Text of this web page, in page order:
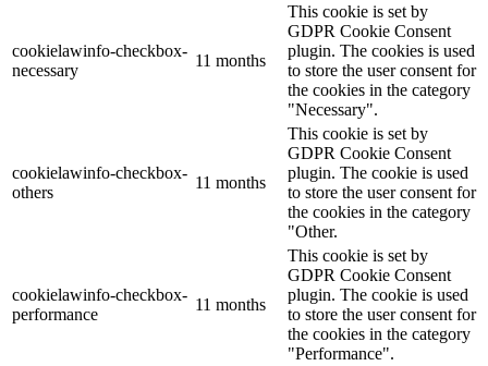
cookielawinfo-checkbox-
necessary
11 months
This cookie is set by
GDPR Cookie Consent
plugin. The cookies is used
to store the user consent for
the cookies in the category
"Necessary".
cookielawinfo-checkbox-
others
11 months
This cookie is set by
GDPR Cookie Consent
plugin. The cookie is used
to store the user consent for
the cookies in the category
"Other.
cookielawinfo-checkbox-
performance
11 months
This cookie is set by
GDPR Cookie Consent
plugin. The cookie is used
to store the user consent for
the cookies in the category
"Performance".